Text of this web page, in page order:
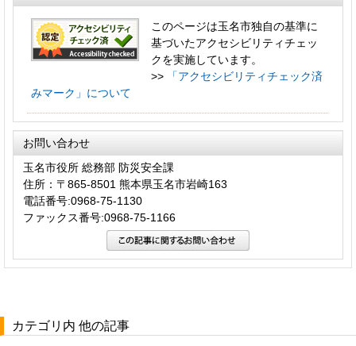
このページは玉名市独自の基準に
基づいたアクセシビリティチェッ
クを実施しています。
>>
「アクセシビリティチェック済
みマーク」について
お問い合わせ
玉名市役所 総務部 防災安全課
住所：〒865-8501 熊本県玉名市岩崎163
電話番号:0968-75-1130
ファックス番号:0968-75-1166
カテゴリ内 他の記事